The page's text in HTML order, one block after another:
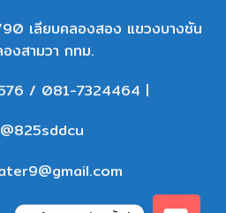
เลียบคลองสอง แขวงบางชัน
งสามวา กทม.
/ 081-7324464 |
@825sddcu